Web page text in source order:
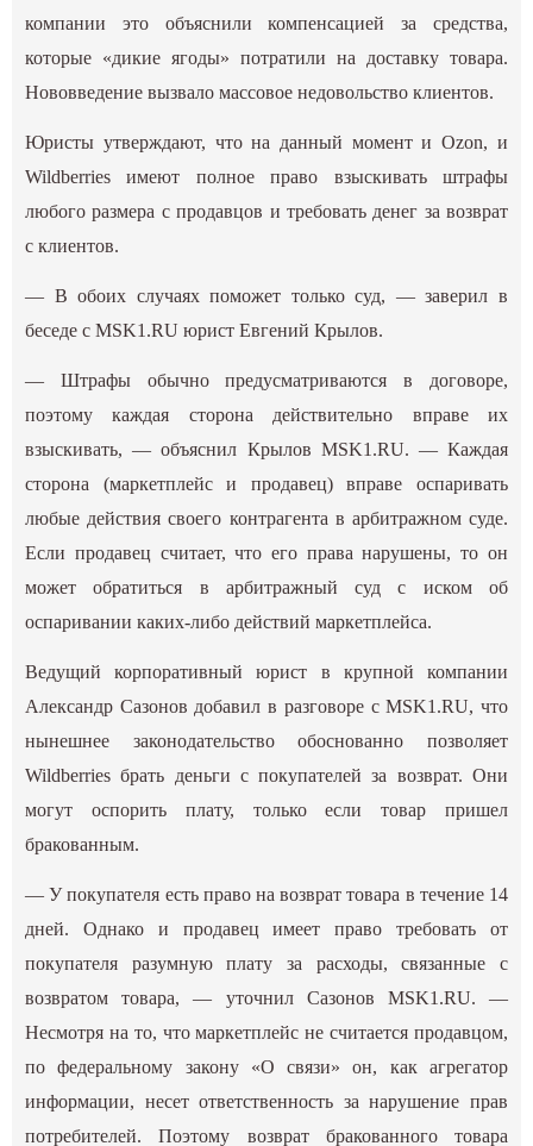
компании это объяснили компенсацией за средства,
которые «дикие ягоды» потратили на доставку товара.
Нововведение вызвало массовое недовольство клиентов.
Юристы утверждают, что на данный момент и Ozon, и
Wildberries имеют полное право взыскивать штрафы
любого размера с продавцов и требовать денег за возврат
с клиентов.
— В обоих случаях поможет только суд, — заверил в
беседе с MSK1.RU юрист Евгений Крылов.
— Штрафы обычно предусматриваются в договоре,
поэтому каждая сторона действительно вправе их
взыскивать, — объяснил Крылов MSK1.RU. — Каждая
сторона (маркетплейс и продавец) вправе оспаривать
любые действия своего контрагента в арбитражном суде.
Если продавец считает, что его права нарушены, то он
может обратиться в арбитражный суд с иском об
оспаривании каких-либо действий маркетплейса.
Ведущий корпоративный юрист в крупной компании
Александр Сазонов добавил в разговоре с MSK1.RU, что
нынешнее законодательство обоснованно позволяет
Wildberries брать деньги с покупателей за возврат. Они
могут оспорить плату, только если товар пришел
бракованным.
— У покупателя есть право на возврат товара в течение 14
дней. Однако и продавец имеет право требовать от
покупателя разумную плату за расходы, связанные с
возвратом товара, — уточнил Сазонов MSK1.RU. —
Несмотря на то, что маркетплейс не считается продавцом,
по федеральному закону «О связи» он, как агрегатор
информации, несет ответственность за нарушение прав
потребителей. Поэтому возврат бракованного товара